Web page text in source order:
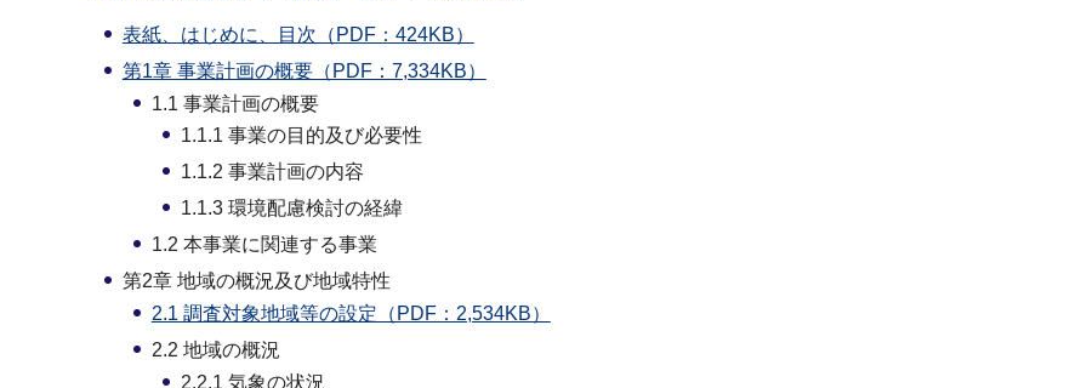
表紙、はじめに、目次（PDF：424KB）
第1章 事業計画の概要（PDF：7,334KB）
1.1 事業計画の概要
1.1.1 事業の目的及び必要性
1.1.2 事業計画の内容
1.1.3 環境配慮検討の経緯
1.2 本事業に関連する事業
第2章 地域の概況及び地域特性
2.1 調査対象地域等の設定（PDF：2,534KB）
2.2 地域の概況
2.2.1 気象の状況